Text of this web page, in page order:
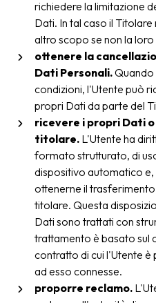
richiedere la limitazione
Dati. In tal caso il
altro scopo se non la
ottenere la
Dati Personali.
condizioni, l'Utente può
propri Dati da parte del
ricevere i propri Dati
titolare. L'Utente ha
formato strutturato, di
dispositivo automatico
ottenerne il
titolare. Questa
Dati sono trattati con
trattamento è basato sul
contratto di cui l'Utente è
ad esso connesse.
proporre reclamo.